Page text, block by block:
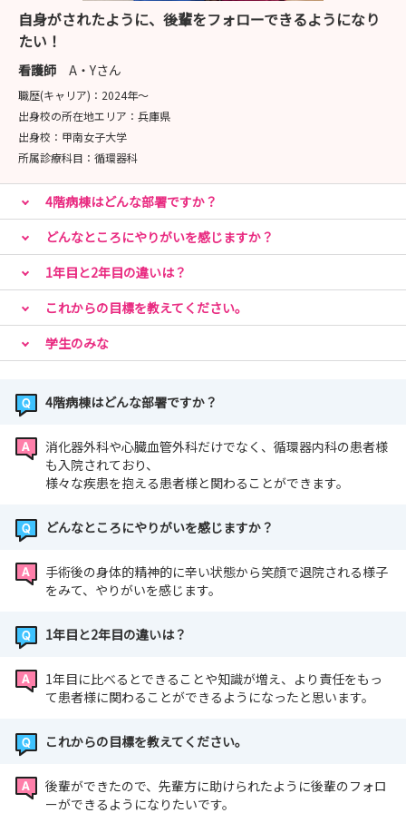
自身がされたように、後輩をフォローできるようになり
たい！
看護師 A・Yさん
職歴(キャリア)： 2024年〜
出身校の所在地エリア： 兵庫県
出身校： 甲南女子大学
所属診療科目： 循環器科
4階病棟はどんな部署ですか？
どんなところにやりがいを感じますか？
1年目と2年目の違いは？
これからの目標を教えてください。
学生のみな
4階病棟はどんな部署ですか？
消化器外科や心臓血管外科だけでなく、循環器内科の患者様
も入院されており、
様々な疾患を抱える患者様と関わることができます。
どんなところにやりがいを感じますか？
手術後の身体的精神的に辛い状態から笑顔で退院される様子
をみて、やりがいを感じます。
1年目と2年目の違いは？
1年目に比べるとできることや知識が増え、より責任をもっ
て患者様に関わることができるようになったと思います。
これからの目標を教えてください。
後輩ができたので、先輩方に助けられたように後輩のフォロ
ーができるようになりたいです。